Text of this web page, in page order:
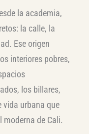
la academia,
la calle, la
Ese origen
interiores pobres,
los billares,
vida urbana que
de Cali.